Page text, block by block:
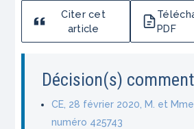
Citer cet
article
PDF
Décision(s)
CE, 28 février 2020, M. et
numéro 425743